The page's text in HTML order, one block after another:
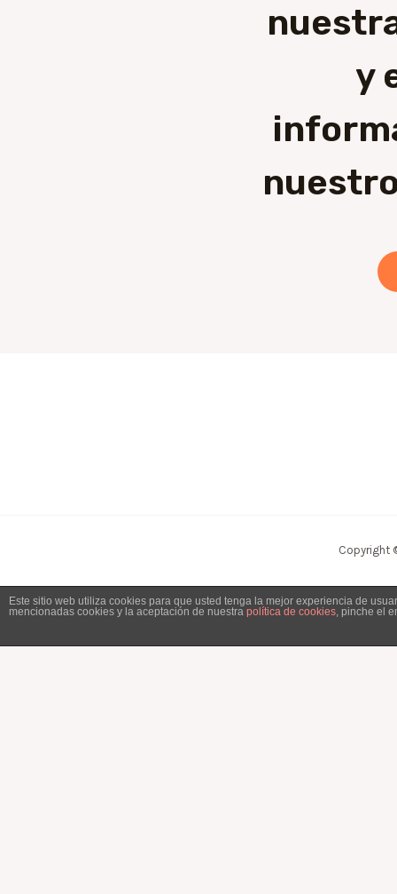
y
Copyright
Este sitio web utiliza cookies para que usted tenga la mejor experiencia de
mencionadas cookies y la aceptación de nuestra política de cookies, pinche el